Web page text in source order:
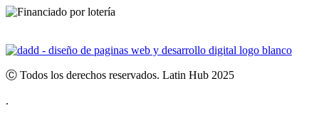
Ⓒ Todos los derechos reservados. Latin Hub 2025
.